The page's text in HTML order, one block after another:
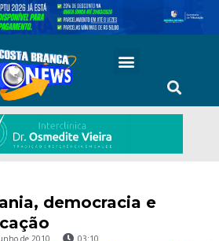
democracia e
de 2010 03:10